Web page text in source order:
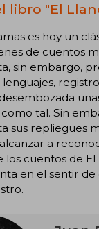
libro "El
es hoy un
de cuentos
sin embargo,
lenguajes,
tal. Sin
sus repliegues
a
los cuentos de
en el sentir de